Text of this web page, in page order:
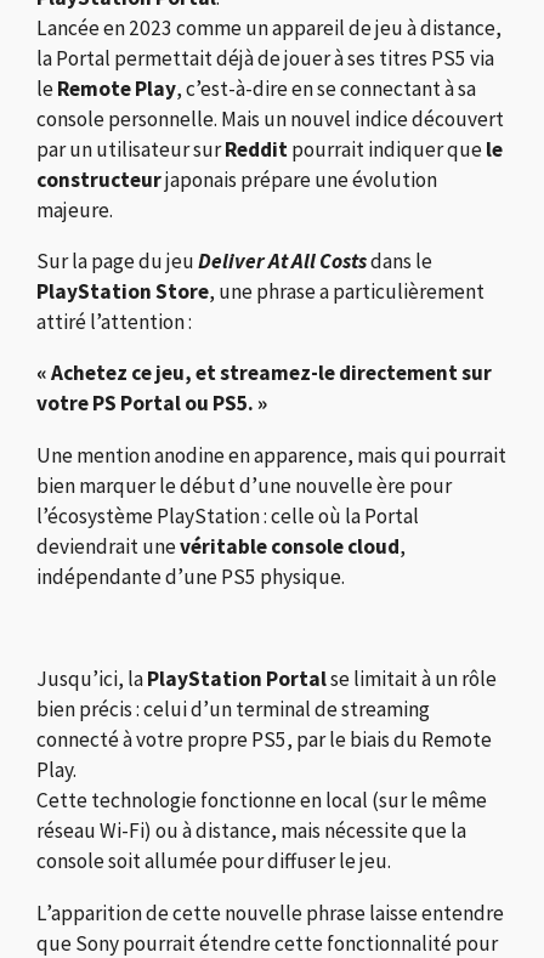
Lancée en 2023 comme un appareil de jeu à distance,
la Portal permettait déjà de jouer à ses titres PS5 via
leRemote Play, c’est-à-dire en se connectant à sa
console personnelle. Mais un nouvel indice découvert
par un utilisateur surRedditpourrait indiquer quele
constructeurjaponais prépare une évolution
majeure.
Sur la page du jeuDeliver At All Costsdans le
PlayStation Store, une phrase a particulièrement
attiré l’attention :
« Achetez ce jeu, et streamez-le directement sur
votre PS Portal ou PS5. »
Une mention anodine en apparence, mais qui pourrait
bien marquer le début d’une nouvelle ère pour
l’écosystème PlayStation : celle où la Portal
deviendrait unevéritable console cloud,
indépendante d’une PS5 physique.
Jusqu’ici, laPlayStation Portalse limitait à un rôle
bien précis : celui d’un terminal de streaming
connecté à votre propre PS5, par le biais du Remote
Play.
Cette technologie fonctionne en local (sur le même
réseau Wi-Fi) ou à distance, mais nécessite que la
console soit allumée pour diffuser le jeu.
L’apparition de cette nouvelle phrase laisse entendre
que Sony pourrait étendre cette fonctionnalité pour